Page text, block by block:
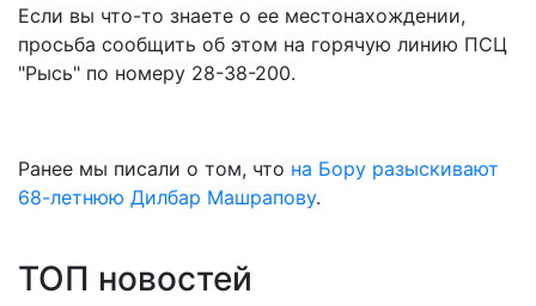
Если вы что-то знаете о ее местонахождении,
просьба сообщить об этом на горячую линию ПСЦ
"Рысь" по номеру 28-38-200.
Ранее мы писали о том, что на Бору разыскивают
68-летнюю Дилбар Машрапову.
ТОП новостей